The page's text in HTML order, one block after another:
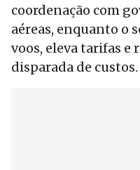
coordenação com
aéreas, enquanto o
voos, eleva tarifas e
disparada de custos.